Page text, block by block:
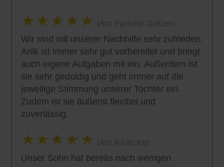
Wir sind mit unserer Nachhilfe sehr zufrieden.
Anik ist immer sehr gut vorbereitet und bringt
auch eigene Aufgaben mit ein. Außerdem ist
sie sehr geduldig und geht immer auf die
jeweilige Stimmung unserer Tochter ein.
Zudem ist sie äußerst flexibel und
zuverlässig.
Unser Sohn hat bereits nach wenigen